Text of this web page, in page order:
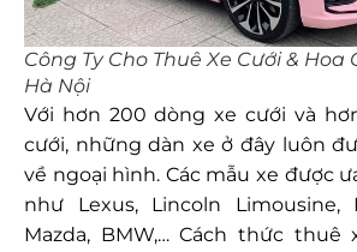
Công Ty Cho Thuê Xe Cưới & Hoa
Hà Nội
Với hơn 200 dòng xe cưới và
cưới, những dàn xe ở đây luôn
về ngoại hình. Các mẫu xe được
như Lexus, Lincoln Limousine,
Mazda, BMW,… Cách thức